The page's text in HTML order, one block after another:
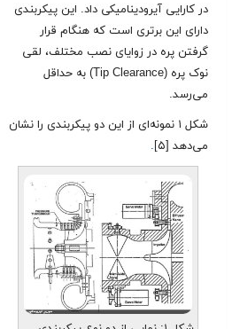
در کارایی آیرودینامیکی داد. این پیکربندی
دارای این برتری است که هنگام قرار
گرفتن پره در زوایای نصب مختلف، لقی
نوک پره (Tip Clearance) به حداقل
می‌رسد.
شکل ۱ نمونه‌ای از این دو پیکربندی را نشان
می‌دهد [۵]
.